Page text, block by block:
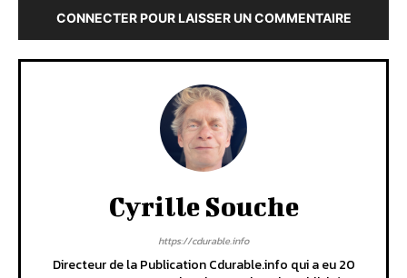
CONNECTER POUR LAISSER UN COMMENTAIRE
Cyrille Souche
https://cdurable.info
Directeur de la Publication Cdurable.info qui a eu 20